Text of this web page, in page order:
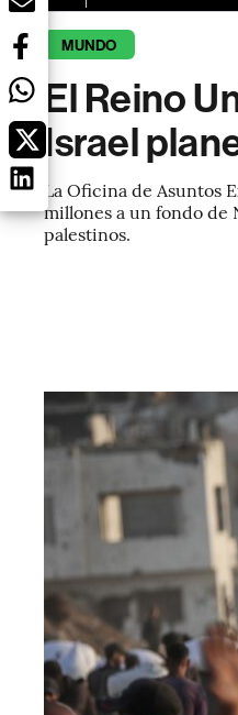
MUNDO
El Reino
Israel
La Oficina de Asuntos
millones a un fondo de
palestinos.